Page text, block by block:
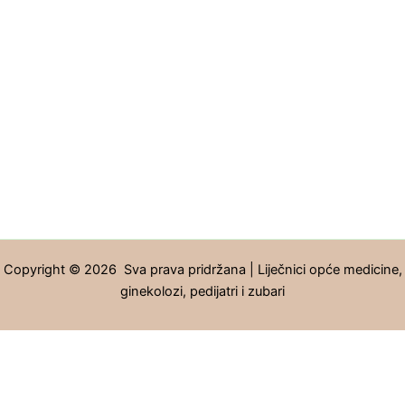
Copyright © 2026 Sva prava pridržana | Liječnici opće medicine,
ginekolozi, pedijatri i zubari